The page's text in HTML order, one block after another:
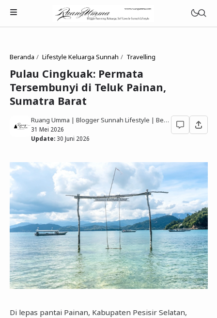
Parenting Islami
Lifestyle Keluarga Sunnah
Review & Rekomendasi
Beranda Lifestyle Keluarga Sunnah Travelling
Pulau Cingkuak: Permata
Tersembunyi di Teluk Painan,
Sumatra Barat
Ruang Umma | Blogger Sunnah Lifestyle | Berbagi Gaya Hidup Sesuai Quran Sunnah
31 Mei 2026
Update: 30 Juni 2026
Di lepas pantai Painan, Kabupaten Pesisir Selatan,